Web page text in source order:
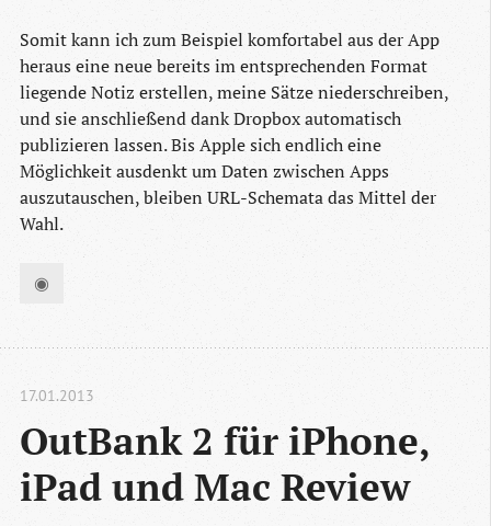
Somit kann ich zum Beispiel komfortabel aus der App
heraus eine neue bereits im entsprechenden Format
liegende Notiz erstellen, meine Sätze niederschreiben,
und sie anschließend dank Dropbox automatisch
publizieren lassen. Bis Apple sich endlich eine
Möglichkeit ausdenkt um Daten zwischen Apps
auszutauschen, bleiben URL-Schemata das Mittel der
Wahl.
◉
OutBank 2 für iPhone,
iPad und Mac Review
17.01.2013